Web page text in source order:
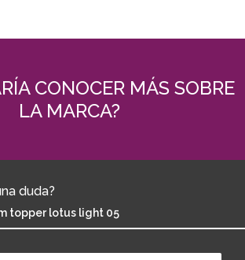
CONOCER MÁS SOBRE
LA MARCA?
duda?
topper lotus light 05